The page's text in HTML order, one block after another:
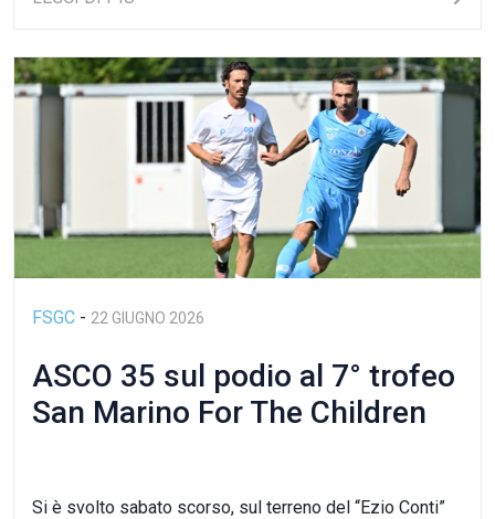
FSGC - 22 GIUGNO 2026
ASCO 35 sul podio al 7° trofeo
San Marino For The Children
Si è svolto sabato scorso, sul terreno del “Ezio Conti”